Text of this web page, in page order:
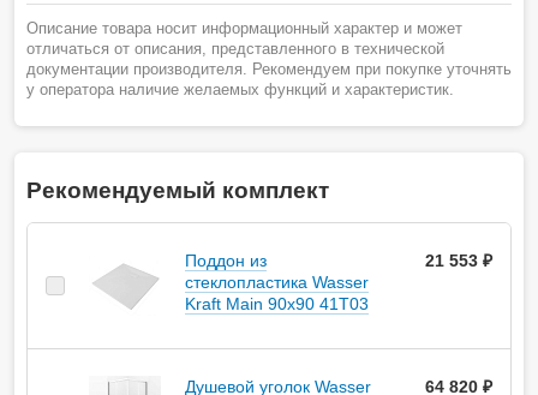
Описание товара носит информационный характер и может
отличаться от описания, представленного в технической
документации производителя. Рекомендуем при покупке уточнять
у оператора наличие желаемых функций и характеристик.
Рекомендуемый комплект
Поддон из
стеклопластика Wasser
Kraft Main 90х90 41T03
21 553 ₽
Душевой уголок Wasser 64 820 ₽